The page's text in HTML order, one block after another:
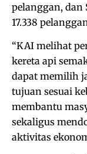
pelanggan, dan
17.338
“KAI melihat
kereta api
dapat memilih
tujuan sesuai
membantu
sekaligus
aktivitas